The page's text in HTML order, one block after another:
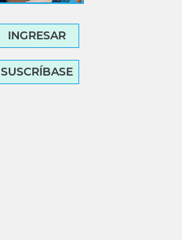
INGRESAR
SUSCRÍBASE